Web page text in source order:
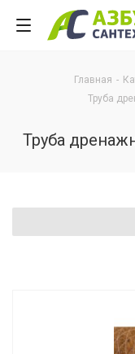
Главная -
Труба
Труба